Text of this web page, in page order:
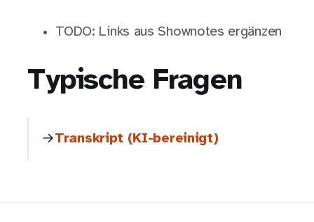
TODO: Links aus Shownotes ergänzen
Typische Fragen
Transkript (KI-bereinigt)